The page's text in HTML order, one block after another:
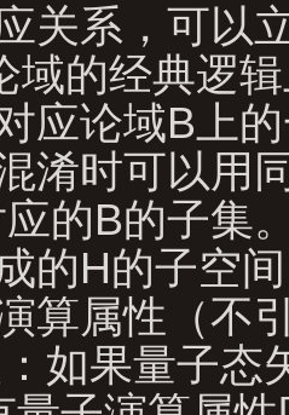
关系，可以
域的经典逻
应论域B上
淆时可以用
的B的子集
的H的子空
算属性（不
如果量子态